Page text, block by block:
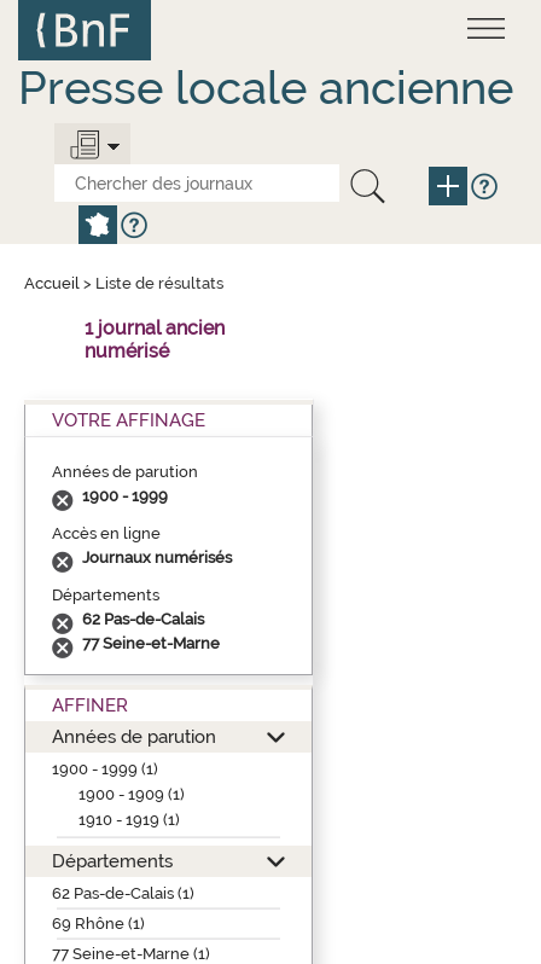
contenu
principal
Presse locale ancienne
Accueil > Liste de résultats
1 journal ancien
numérisé
VOTRE AFFINAGE
Années de parution
1900 - 1999
Accès en ligne
Journaux numérisés
Départements
62 Pas-de-Calais
77 Seine-et-Marne
AFFINER
Années de parution
1900 - 1999 (1)
1900 - 1909 (1)
1910 - 1919 (1)
Départements
62 Pas-de-Calais (1)
69 Rhône (1)
77 Seine-et-Marne (1)
Panneau de gestion des cookies